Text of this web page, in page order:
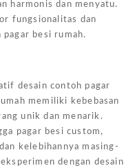
harmonis dan menyatu.
fungsionalitas dan
pagar besi rumah.
desain contoh pagar
memiliki kebebasan
unik dan menarik.
pagar besi custom,
kelebihannya masing-
dengan desain